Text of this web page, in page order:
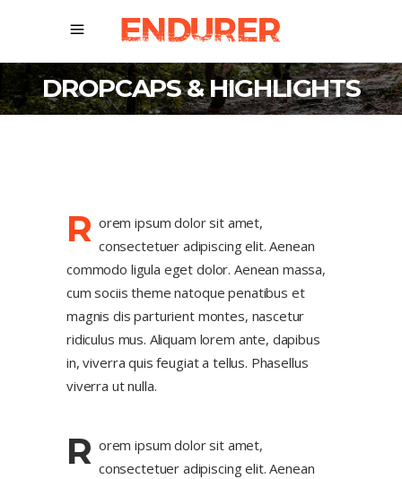
DROPCAPS & HIGHLIGHTS
R orem ipsum dolor sit amet,
consectetuer adipiscing elit. Aenean
commodo ligula eget dolor. Aenean massa,
cum sociis theme natoque penatibus et
magnis dis parturient montes, nascetur
ridiculus mus. Aliquam lorem ante, dapibus
in, viverra quis feugiat a tellus. Phasellus
viverra ut nulla.
R orem ipsum dolor sit amet,
consectetuer adipiscing elit. Aenean